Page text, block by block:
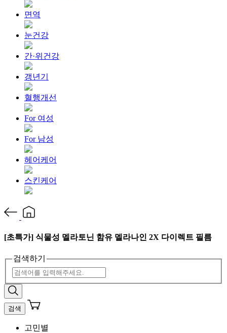
면역
눈건강
간·위건강
갱년기
혈행개선
For 여성
For 남성
헤어케어
스킨케어
[초특가] 식물성 멜라토닌 함유 멜라나인 2X 다이렉트 필름
검색하기
검색
고민별